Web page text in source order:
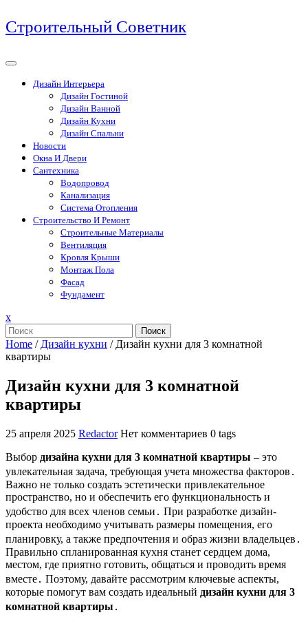
Перейти
к
Строительный Советник
Дизайн Интерьера
Дизайн Гостиной
Дизайн Ванной
Дизайн Кухни
Дизайн Спальни
Новости
Окна И Двери
Сантехника
Водопровод
Канализация
Система Отопления
Строительство И Ремонт
Строительные Материалы
Вентиляция
Кровля Крыши
Монтаж Пола
Фасад
Фундамент
xЗакрыть
меню
Поиск
Home / Дизайн кухни / Дизайн кухни для 3 комнатной
квартиры
Дизайн кухни для 3 комнатной
квартиры
25 апреля 2025 Redactor Нет комментариев 0 tags
Выбор дизайна кухни для 3 комнатной квартиры – это
увлекательная задача, требующая учета множества факторов․
Важно не только создать эстетически привлекательное
пространство, но и обеспечить его функциональность и
удобство для всех членов семьи․ При разработке дизайн-
проекта необходимо учитывать размеры помещения, его
планировку, а также предпочтения и образ жизни владельцев․
Правильно спланированная кухня станет сердцем дома,
местом, где приятно готовить, общаться и проводить время
вместе․ Поэтому, давайте рассмотрим ключевые аспекты,
которые помогут вам создать идеальный дизайн кухни для 3
комнатной квартиры ․